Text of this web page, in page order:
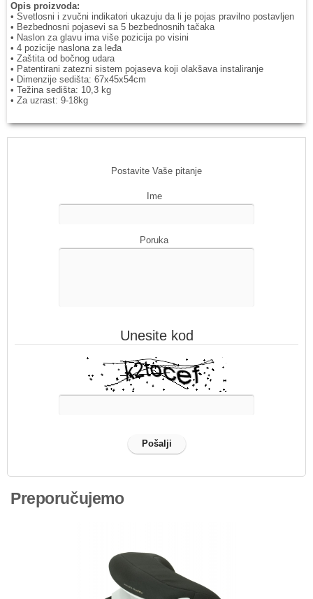
Opis proizvoda:
• Svetlosni i zvučni indikatori ukazuju da li je pojas pravilno postavljen
• Bezbednosni pojasevi sa 5 bezbednosnih tačaka
• Naslon za glavu ima više pozicija po visini
• 4 pozicije naslona za leđa
• Zaštita od bočnog udara
• Patentirani zatezni sistem pojaseva koji olakšava instaliranje
• Dimenzije sedišta: 67x45x54cm
• Težina sedišta: 10,3 kg
• Za uzrast: 9-18kg
Postavite Vaše pitanje
Ime
Poruka
Unesite kod
Preporučujemo